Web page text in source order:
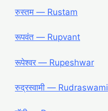
रुस्तम ― Rustam
रूपवंत ― Rupvant
रूपेश्वर ― Rupeshwar
रुद्रस्वामी ― Rudraswami